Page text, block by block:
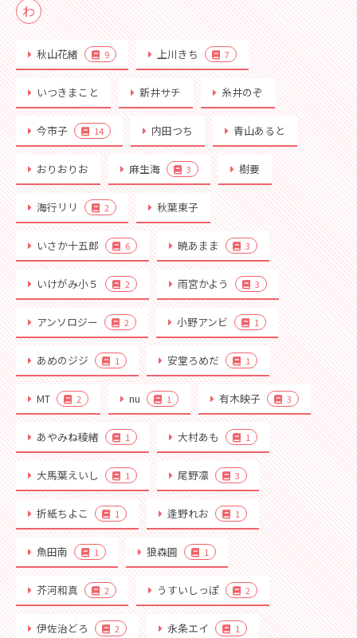
わ
秋山花緒 9 上川きち 7
いつきまこと 新井サチ 糸井のぞ
今市子 14 内田つち 青山あると
おりおりお 麻生海 3 樹要
海行リリ 2 秋葉東子
いさか十五郎 6 暁あまま 3
いけがみ小５ 2 雨宮かよう 3
アンソロジー 2 小野アンビ 1
あめのジジ 1 安堂ろめだ 1
MT 2 nu 1 有木映子 3
あやみね稜緒 1 大村あも 1
大馬葉えいし 1 尾野凛 3
折紙ちよこ 1 逢野れお 1
魚田南 1 狼森圓 1
芥河和真 2 うすいしっぽ 2
伊佐治どろ 2 永条エイ 1